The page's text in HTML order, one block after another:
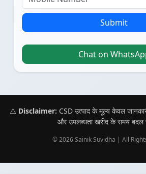
Submit
Chat on
⚠️ Disclaimer: CSD उत्पाद के मूल्य केवल
और उपलब्धता खरीद के समय बदल
© 2026 Sainik Suvidha | All